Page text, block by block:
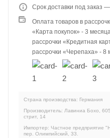
Срок доставки под заказ
Оплата товаров в
«Карта покупок» - 3
рассрочки «Кредитная
рассрочки «Черепаха» - 8
Страна производства: Германия
Производитель: Лавиниа Бохо,
стрит, 14
Импортер: Частное предприятие
пер. Олимпийский, 33.